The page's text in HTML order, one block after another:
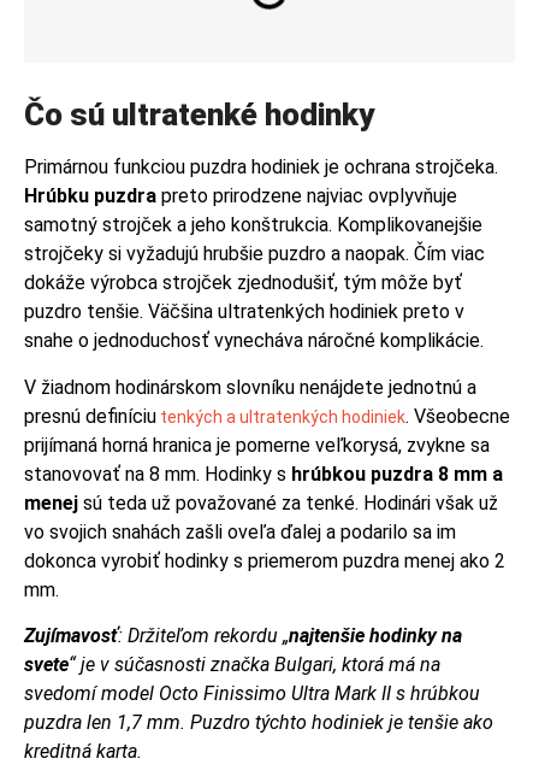
Čo sú ultratenké hodinky
Primárnou funkciou puzdra hodiniek je ochrana strojčeka.
Hrúbku puzdra preto prirodzene najviac ovplyvňuje
samotný strojček a jeho konštrukcia. Komplikovanejšie
strojčeky si vyžadujú hrubšie puzdro a naopak. Čím viac
dokáže výrobca strojček zjednodušiť, tým môže byť
puzdro tenšie. Väčšina ultratenkých hodiniek preto v
snahe o jednoduchosť vynecháva náročné komplikácie.
V žiadnom hodinárskom slovníku nenájdete jednotnú a
presnú definíciu tenkých a ultratenkých hodiniek. Všeobecne
prijímaná horná hranica je pomerne veľkorysá, zvykne sa
stanovovať na 8 mm. Hodinky s hrúbkou puzdra 8 mm a
menej sú teda už považované za tenké. Hodinári však už
vo svojich snahách zašli oveľa ďalej a podarilo sa im
dokonca vyrobiť hodinky s priemerom puzdra menej ako 2
mm.
Zujímavosť: Držiteľom rekordu „najtenšie hodinky na
svete“ je v súčasnosti značka Bulgari, ktorá má na
svedomí model Octo Finissimo Ultra Mark II s hrúbkou
puzdra len 1,7 mm. Puzdro týchto hodiniek je tenšie ako
kreditná karta.